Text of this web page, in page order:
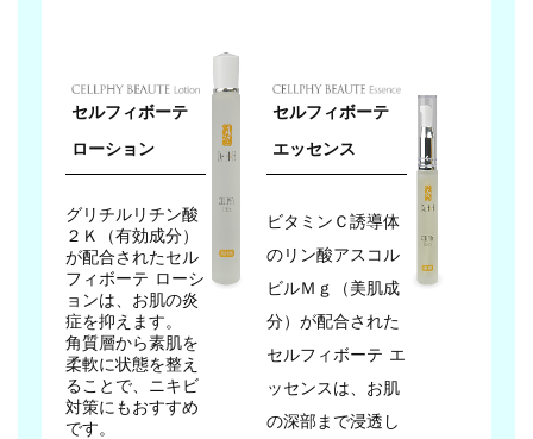
セルフィボーテ
ローション
グリチルリチン酸
２Ｋ（有効成分）
が配合されたセル
フィボーテ ローシ
ョンは、お肌の炎
症を抑えます。
角質層から素肌を
柔軟に状態を整え
ることで、ニキビ
対策にもおすすめ
です。
セルフィボーテ
エッセンス
ビタミンＣ誘導体
のリン酸アスコル
ビルＭｇ（美肌成
分）が配合された
セルフィボーテ エ
ッセンスは、お肌
の深部まで浸透し